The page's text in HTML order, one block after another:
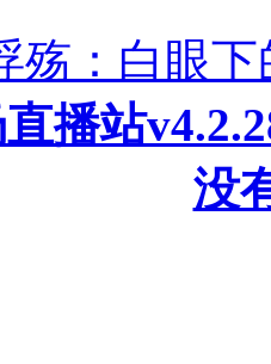
殇：白眼
播站
没